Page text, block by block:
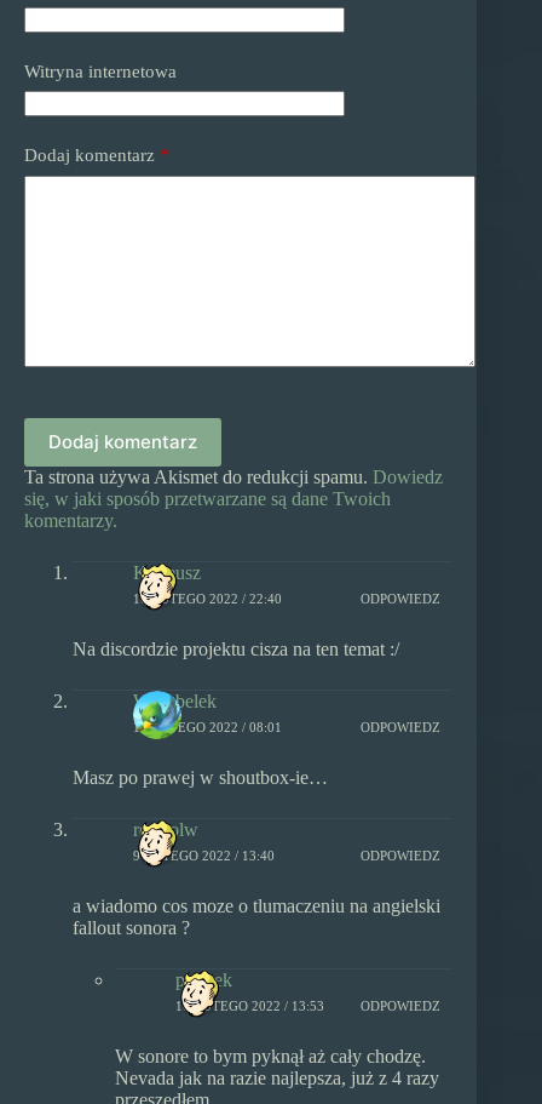
Witryna internetowa
Dodaj komentarz *
Dodaj komentarz
Ta strona używa Akismet do redukcji spamu. Dowiedz
się, w jaki sposób przetwarzane są dane Twoich
komentarzy.
Kubeusz
10 LUTEGO 2022 / 22:40 ODPOWIEDZ
Na discordzie projektu cisza na ten temat :/
Wroobelek
10 LUTEGO 2022 / 08:01 ODPOWIEDZ
Masz po prawej w shoutbox-ie…
realzolw
9 LUTEGO 2022 / 13:40 ODPOWIEDZ
a wiadomo cos moze o tlumaczeniu na angielski
fallout sonora ?
pimpek
10 LUTEGO 2022 / 13:53 ODPOWIEDZ
W sonore to bym pyknął aż cały chodzę.
Nevada jak na razie najlepsza, już z 4 razy
przeszedłem.